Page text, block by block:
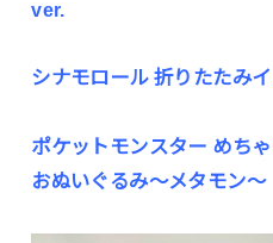
ver.
シナモロール 折りたたみ
ポケットモンスター めち
おぬいぐるみ～メタモン～